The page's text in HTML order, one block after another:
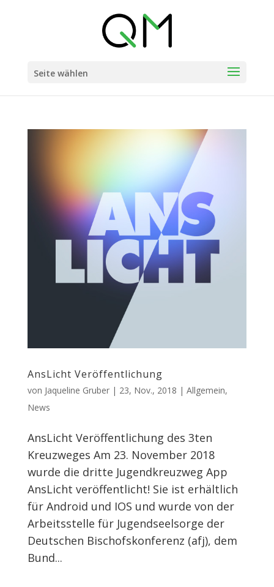
Seite wählen
AnsLicht Veröffentlichung
von Jaqueline Gruber| 23, Nov., 2018 | Allgemein,
News
AnsLicht Veröffentlichung des 3ten
Kreuzweges Am 23. November 2018
wurde die dritte Jugendkreuzweg App
AnsLicht veröffentlicht! Sie ist erhältlich
für Android und IOS und wurde von der
Arbeitsstelle für Jugendseelsorge der
Deutschen Bischofskonferenz (afj), dem
Bund...